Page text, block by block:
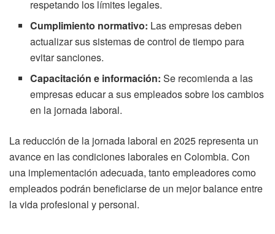
respetando los límites legales.
Cumplimiento normativo: Las empresas deben
actualizar sus sistemas de control de tiempo para
evitar sanciones.
Capacitación e información: Se recomienda a las
empresas educar a sus empleados sobre los cambios
en la jornada laboral.
La reducción de la jornada laboral en 2025 representa un
avance en las condiciones laborales en Colombia. Con
una implementación adecuada, tanto empleadores como
empleados podrán beneficiarse de un mejor balance entre
la vida profesional y personal.